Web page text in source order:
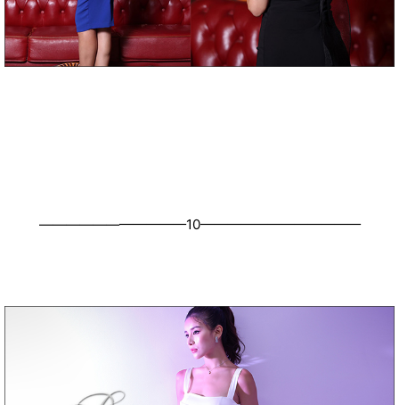
———————————10————————————